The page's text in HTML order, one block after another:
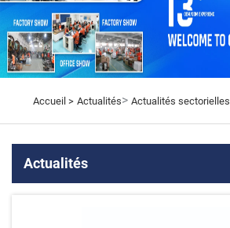
Accueil > Actualités> Actualités sectorielles
Actualités